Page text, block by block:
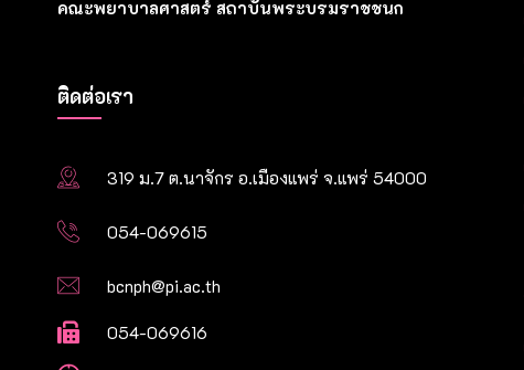
คณะพยาบาลศาสตร์ สถาบันพระบรมราชชนก
ติดต่อเรา
319 ม.7 ต.นาจักร อ.เมืองแพร่ จ.แพร่ 54000
054-069615
bcnph@pi.ac.th
054-069616